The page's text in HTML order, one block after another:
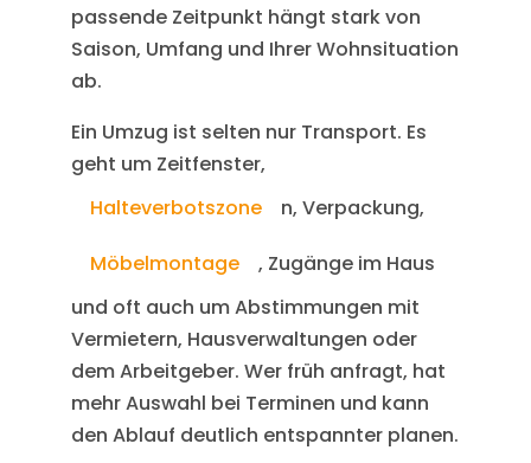
passende Zeitpunkt hängt stark von
Saison, Umfang und Ihrer Wohnsituation
ab.
Ein Umzug ist selten nur Transport. Es
geht um Zeitfenster,
Halteverbotszone
n, Verpackung,
Möbelmontage
, Zugänge im Haus
und oft auch um Abstimmungen mit
Vermietern, Hausverwaltungen oder
dem Arbeitgeber. Wer früh anfragt, hat
mehr Auswahl bei Terminen und kann
den Ablauf deutlich entspannter planen.